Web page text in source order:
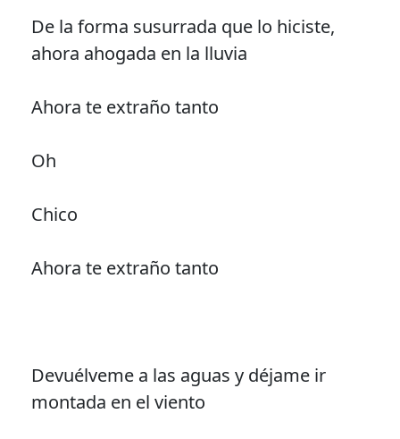
De la forma susurrada que lo hiciste,
ahora ahogada en la lluvia
Ahora te extraño tanto
Oh
Chico
Ahora te extraño tanto
Devuélveme a las aguas y déjame ir
montada en el viento